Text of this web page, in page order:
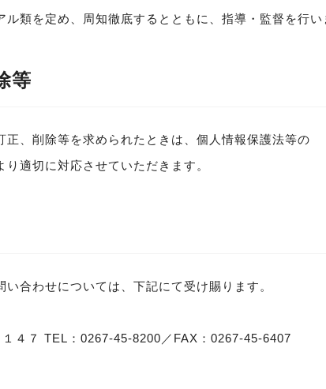
類を定め、周知徹底するとともに、指導・監督を行い
等
、削除等を求められたときは、個人情報保護法等の
適切に対応させていただきます。
合わせについては、下記にて受け賜ります。
４７ TEL：0267-45-8200／FAX：0267-45-6407